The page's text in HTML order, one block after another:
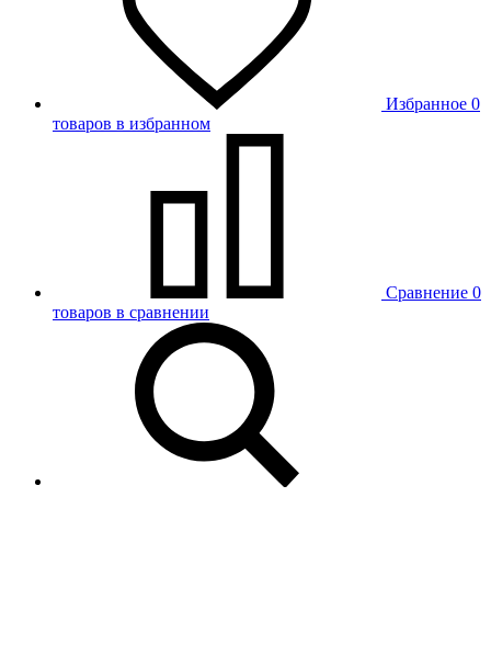
Избранное 0
товаров в избранном
Сравнение 0
товаров в сравнении